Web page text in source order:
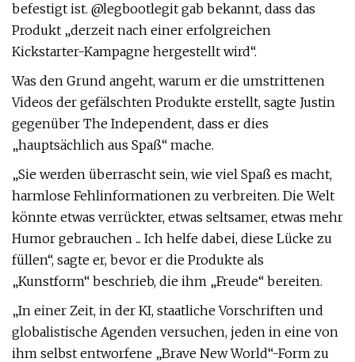
befestigt ist. @legbootlegit gab bekannt, dass das
Produkt „derzeit nach einer erfolgreichen
Kickstarter-Kampagne hergestellt wird“.
Was den Grund angeht, warum er die umstrittenen
Videos der gefälschten Produkte erstellt, sagte Justin
gegenüber The Independent, dass er dies
„hauptsächlich aus Spaß“ mache.
„Sie werden überrascht sein, wie viel Spaß es macht,
harmlose Fehlinformationen zu verbreiten. Die Welt
könnte etwas verrückter, etwas seltsamer, etwas mehr
Humor gebrauchen ... Ich helfe dabei, diese Lücke zu
füllen“, sagte er, bevor er die Produkte als
„Kunstform“ beschrieb, die ihm „Freude“ bereiten.
„In einer Zeit, in der KI, staatliche Vorschriften und
globalistische Agenden versuchen, jeden in eine von
ihm selbst entworfene „Brave New World“-Form zu